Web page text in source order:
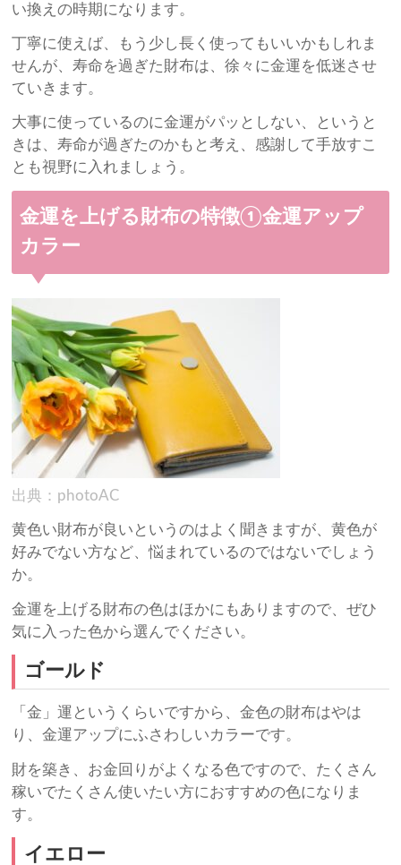
い換えの時期になります。
丁寧に使えば、もう少し長く使ってもいいかもしれま
せんが、寿命を過ぎた財布は、徐々に金運を低迷させ
ていきます。
大事に使っているのに金運がパッとしない、というと
きは、寿命が過ぎたのかもと考え、感謝して手放すこ
とも視野に入れましょう。
金運を上げる財布の特徴①金運アップ
カラー
出典：photoAC
黄色い財布が良いというのはよく聞きますが、黄色が
好みでない方など、悩まれているのではないでしょう
か。
金運を上げる財布の色はほかにもありますので、ぜひ
気に入った色から選んでください。
ゴールド
「金」運というくらいですから、金色の財布はやは
り、金運アップにふさわしいカラーです。
財を築き、お金回りがよくなる色ですので、たくさん
稼いでたくさん使いたい方におすすめの色になりま
す。
イエロー